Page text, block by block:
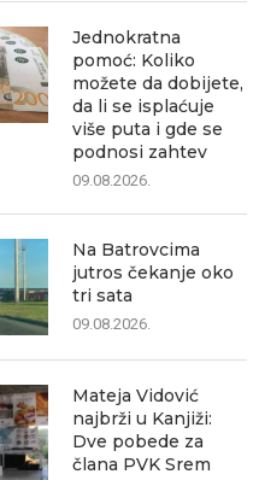
Jednokratna
pomoć: Koliko
možete da dobijete,
da li se isplaćuje
više puta i gde se
podnosi zahtev
09.08.2026.
Na Batrovcima
jutros čekanje oko
tri sata
09.08.2026.
Mateja Vidović
najbrži u Kanjiži:
Dve pobede za
člana PVK Srem